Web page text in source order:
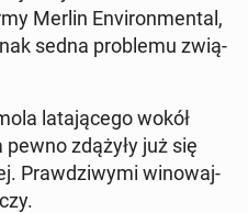
Merlin Envi­ron­men­tal,
sedna pro­ble­mu zwią­
la­ta­ją­ce­go wokół
zdążyły już się
Praw­dzi­wy­mi wi­no­waj­